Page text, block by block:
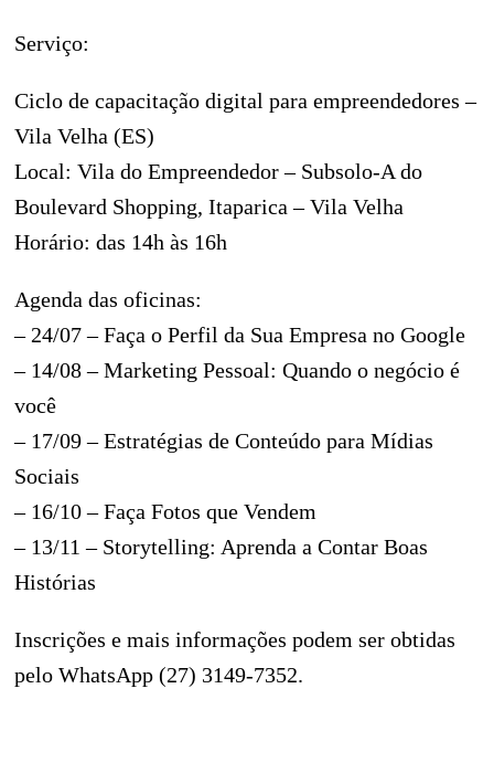
Serviço:
Ciclo de capacitação digital para empreendedores –
Vila Velha (ES)
Local: Vila do Empreendedor – Subsolo-A do
Boulevard Shopping, Itaparica – Vila Velha
Horário: das 14h às 16h
Agenda das oficinas:
– 24/07 – Faça o Perfil da Sua Empresa no Google
– 14/08 – Marketing Pessoal: Quando o negócio é
você
– 17/09 – Estratégias de Conteúdo para Mídias
Sociais
– 16/10 – Faça Fotos que Vendem
– 13/11 – Storytelling: Aprenda a Contar Boas
Histórias
Inscrições e mais informações podem ser obtidas
pelo WhatsApp (27) 3149-7352.